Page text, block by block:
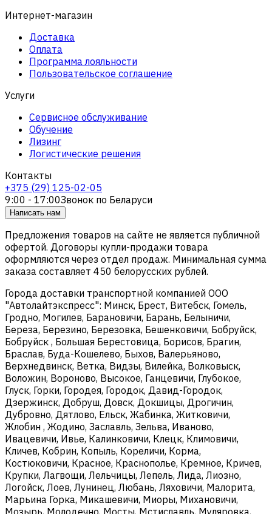
Интернет-магазин
Доставка
Оплата
Программа лояльности
Пользовательское соглашение
Услуги
Сервисное обслуживание
Обучение
Лизинг
Логистические решения
Контакты
+375 (29) 125-02-05
9:00 - 17:00Звонок по Беларуси
Написать нам
Предложения товаров на сайте не является публичной
офертой. Договоры купли-продажи товара
оформляются через отдел продаж. Минимальная сумма
заказа составляет 450 белорусских рублей.
Города доставки транспортной компанией ООО
"Автолайтэкспресс": Минск, Брест, Витебск, Гомель,
Гродно, Могилев, Барановичи, Барань, Белыничи,
Береза, Березино, Березовка, Бешенковичи, Бобруйск,
Бобруйск , Большая Берестовица, Борисов, Брагин,
Браслав, Буда-Кошелево, Быхов, Валерьяново,
Верхнедвинск, Ветка, Видзы, Вилейка, Волковыск,
Воложин, Вороново, Высокое, Ганцевичи, Глубокое,
Глуск, Горки, Городея, Городок, Давид-Городок,
Дзержинск, Добруш, Довск, Докшицы, Дрогичин,
Дубровно, Дятлово, Ельск, Жабинка, Житковичи,
Жлобин , Жодино, Заславль, Зельва, Иваново,
Ивацевичи, Ивье, Калинковичи, Клецк, Климовичи,
Кличев, Кобрин, Копыль, Кореличи, Корма,
Костюковичи, Красное, Краснополье, Кремное, Кричев,
Крупки, Лагвощи, Лельчицы, Лепель, Лида, Лиозно,
Логойск, Лоев, Лунинец, Любань, Ляховичи, Малорита,
Марьина Горка, Микашевичи, Миоры, Михановичи,
Мозырь, Молодечно, Мосты, Мстиславль, Муляровка,